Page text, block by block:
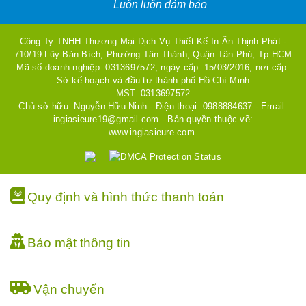
Luôn luôn đảm bảo
Công Ty TNHH Thương Mại Dịch Vụ Thiết Kế In Ấn Thịnh Phát -
710/19 Lũy Bán Bích, Phường Tân Thành, Quận Tân Phú, Tp.HCM
Mã số doanh nghiệp: 0313697572, ngày cấp: 15/03/2016, nơi cấp:
Sở kế hoạch và đầu tư thành phố Hồ Chí Minh
MST: 0313697572
Chủ sở hữu: Nguyễn Hữu Ninh - Điện thoại: 0988884637 - Email:
ingiasieure19@gmail.com - Bản quyền thuộc về:
www.ingiasieure.com.
Quy định và hình thức thanh toán
Bảo mật thông tin
Vận chuyển